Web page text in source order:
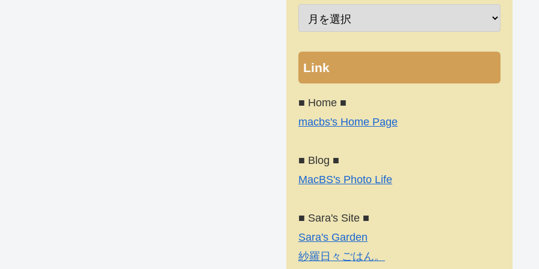
Link
■ Home ■
macbs's Home Page
■ Blog ■
MacBS's Photo Life
■ Sara's Site ■
Sara's Garden
紗羅日々ごはん。